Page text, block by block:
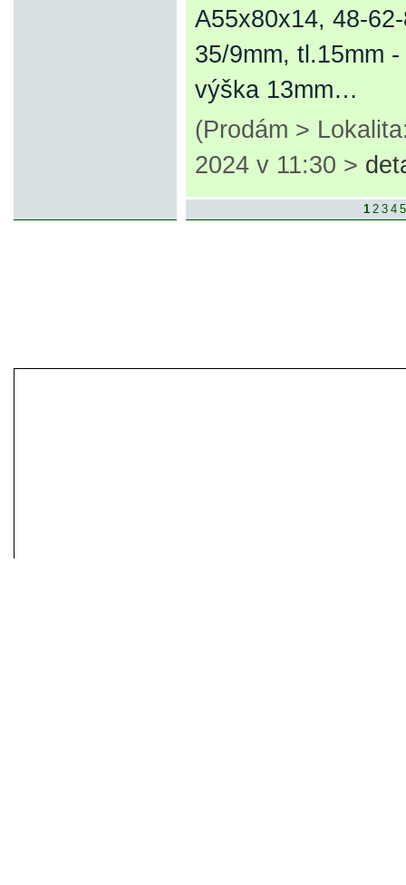
A55x80x14, 48-
35/9mm, tl.15mm
výška 13mm…
(Prodám >
2024 v 11:30 >
1 2 3 4 5